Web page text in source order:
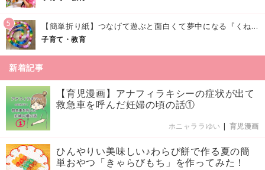
5 【簡単折り紙】つなげて遊ぶと面白くて夢中になる『くねくねへびさんの作り方』
子育て・教育
新着記事
【育児漫画】アナフィラキシーの症状が出て
救急車を呼んだ妊婦の頃の話①
ホニャララゆい | 育児漫画
ひんやりい美味しい♪わらび餅で作る夏の簡
単おやつ「きゃらびもち」を作ってみた！